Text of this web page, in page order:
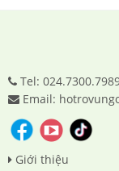
Tel:
Email:
Giới thiệu